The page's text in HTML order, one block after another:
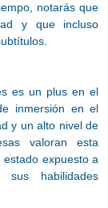
notarás que
y que incluso
es un plus en el
inmersión en el
y un alto nivel de
valoran esta
expuesto a
habilidades